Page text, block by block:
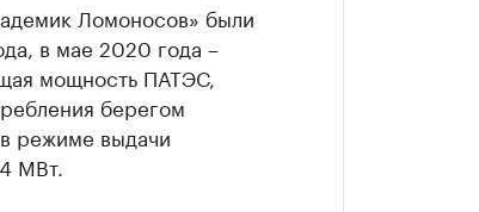
Ломоносов» были
в мае 2020 года –
мощность ПАТЭС,
берегом
режиме выдачи
МВт.